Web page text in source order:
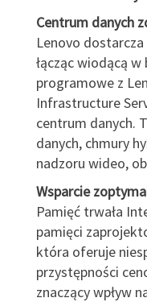
Centrum danych
Lenovo
łącząc wiodącą
programowe z
Infrastructure
centrum danych.
danych, chmury
nadzoru wideo,
Wsparcie
Pamięć trwała
pamięci
która oferuje
przystępności
znaczący wpływ